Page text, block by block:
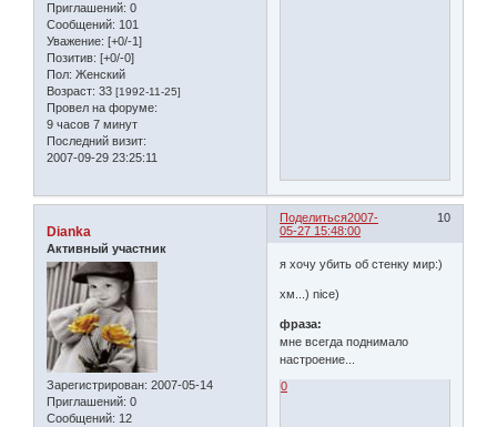
Приглашений: 0
Сообщений: 101
Уважение: [+0/-1]
Позитив: [+0/-0]
Пол: Женский
Возраст: 33 [1992-11-25]
Провел на форуме:
9 часов 7 минут
Последний визит:
2007-09-29 23:25:11
Поделиться 10
2007-
05-27 15:48:00
Dianka
Активный участник
Зарегистрирован: 2007-05-14
Приглашений: 0
Сообщений: 12
я хочу убить об стенку мир:)
хм...) nice)
фраза:
мне всегда поднимало
настроение...
0